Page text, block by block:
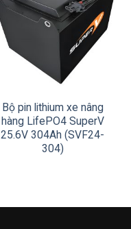
Bộ pin lithium xe nâng
hàng LifePO4 SuperV
25.6V 304Ah (SVF24-
304)